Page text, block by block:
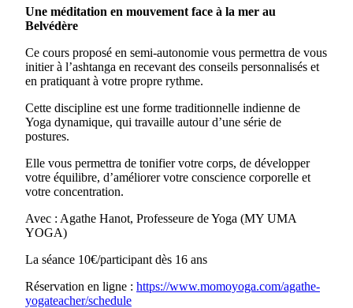
Une méditation en mouvement face à la mer au
Belvédère
Ce cours proposé en semi-autonomie vous permettra de vous
initier à l’ashtanga en recevant des conseils personnalisés et
en pratiquant à votre propre rythme.
Cette discipline est une forme traditionnelle indienne de
Yoga dynamique, qui travaille autour d’une série de
postures.
Elle vous permettra de tonifier votre corps, de développer
votre équilibre, d’améliorer votre conscience corporelle et
votre concentration.
Avec : Agathe Hanot, Professeure de Yoga (MY UMA
YOGA)
La séance 10€/participant dès 16 ans
Réservation en ligne : https://www.momoyoga.com/agathe-
yogateacher/schedule